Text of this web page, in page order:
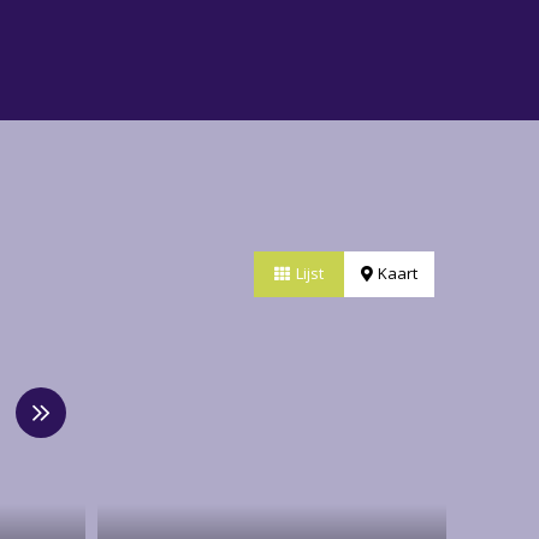
Lijst Kaart